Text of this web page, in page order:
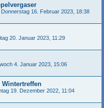
Donnerstag 16. Februar 2023, 18:38
20. Januar 2023, 11:29
4. Januar 2023, 15:06
19. Dezember 2022, 11:04